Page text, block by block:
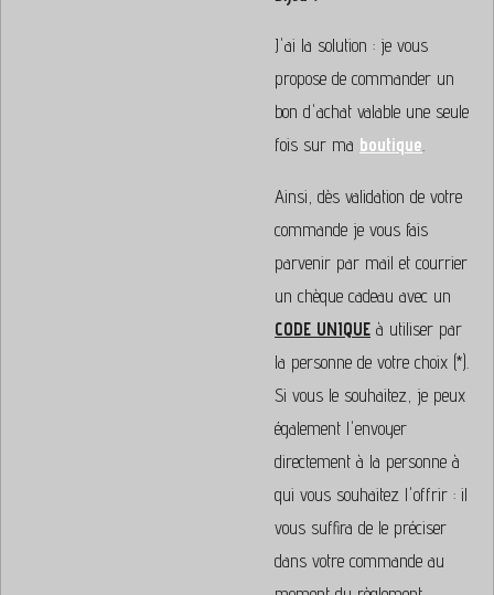
J'ai la solution : je vous
propose de commander un
bon d'achat valable une seule
fois sur ma boutique.
Ainsi, dès validation de votre
commande je vous fais
parvenir par mail et courrier
un chèque cadeau avec un
CODE UNIQUE à utiliser par
la personne de votre choix (*).
Si vous le souhaitez, je peux
également l'envoyer
directement à la personne à
qui vous souhaitez l'offrir : il
vous suffira de le préciser
dans votre commande au